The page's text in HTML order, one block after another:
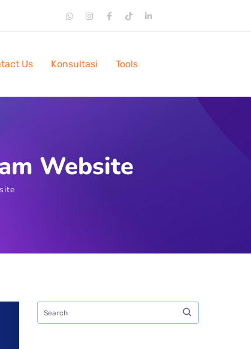
Us Konsultasi Tools
Website